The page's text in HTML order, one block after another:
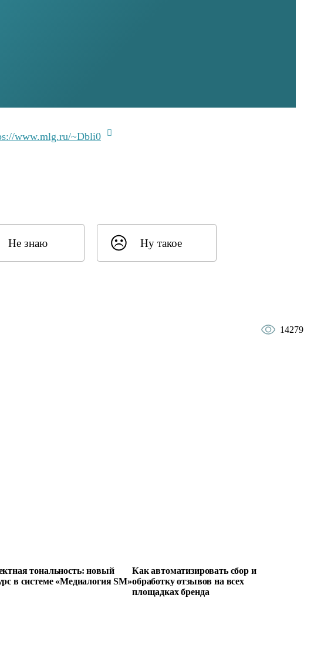
www.mlg.ru/~Dbli0
Не знаю Ну такое
14279
тональность: новый
в системе «Медиалогия SM»
Как автоматизировать сбор и
обработку отзывов на всех
площадках бренда